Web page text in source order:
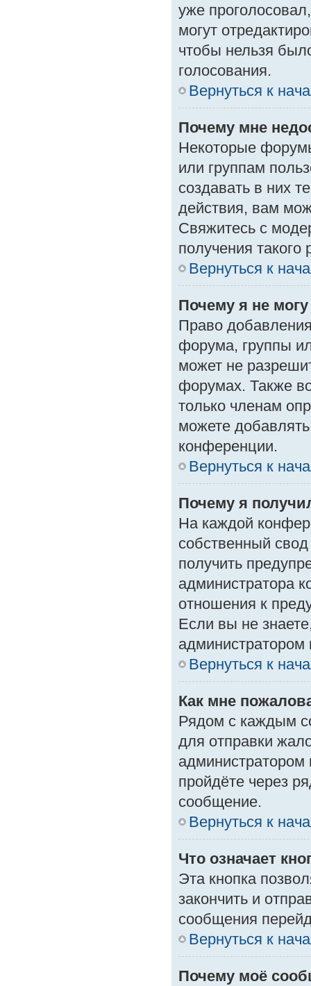
уже
могут
чтобы нельзя
голосования.
Вернуться к
Почему мне
Некоторые
или группам
создавать в них
действия, вам
Свяжитесь с
получения такого
Вернуться к
Почему я не
Право
форума, группы
может не
форумах. Также
только членам
можете
конференции.
Вернуться к
Почему я
На каждой
собственный
получить
администратора
отношения к
Если вы не
Вернуться к
Как мне
Рядом с каждым
для отправки
пройдёте через
сообщение.
Вернуться к
Что означает
Эта кнопка
закончить и
сообщения
Вернуться к
Почему моё